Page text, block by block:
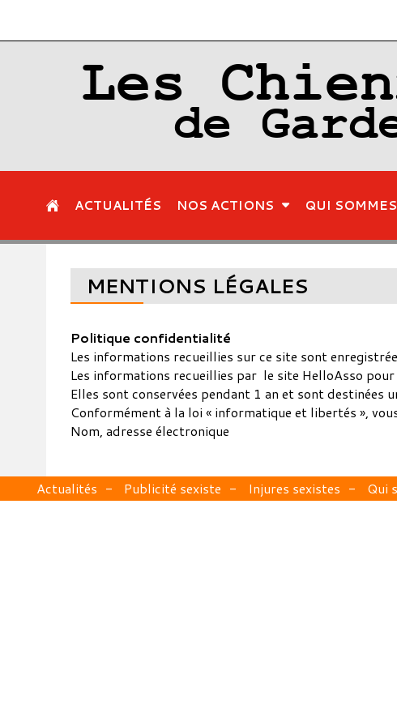
Lesde
ACTUALITÉS NOS ACTIONS QUI
MENTIONS LÉGALES
Politique confidentialité
Les informations recueillies sur ce site sont
Les informations recueillies par le site HelloAsso
Elles sont conservées pendant 1 an et sont destinées
Conformément à la loi « informatique et libertés »,
Nom, adresse électronique
Actualités Publicité sexiste Injures sexistes Qui